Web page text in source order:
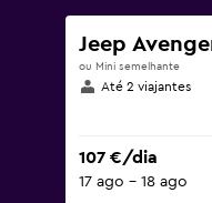
Jeep
ou Mini semelhante
Até 2 viajantes
107 €/dia
17 ago – 18 ago